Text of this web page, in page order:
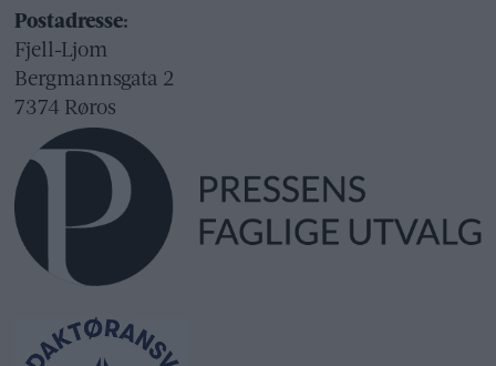
Postadresse:
Fjell-Ljom
Bergmannsgata 2
7374 Røros